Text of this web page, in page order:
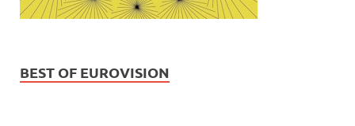
BEST OF EUROVISION